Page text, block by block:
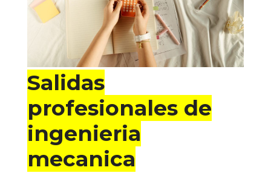
Salidas
profesionales de
ingenieria
mecanica